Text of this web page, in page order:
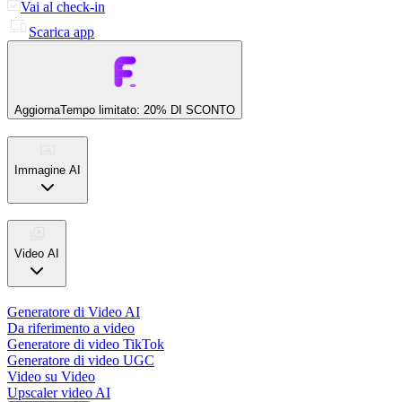
Vai al check-in
Scarica app
AggiornaTempo limitato: 20% DI SCONTO
Immagine AI
Video AI
Generatore di Video AI
Da riferimento a video
Generatore di video TikTok
Generatore di video UGC
Video su Video
Upscaler video AI